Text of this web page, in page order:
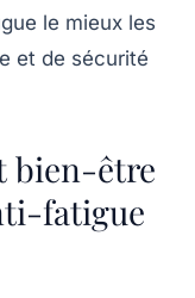
le mieux les
et de sécurité
bien-être
fatigue